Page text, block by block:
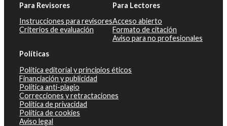
Para Revisores
Instrucciones para revisores
Criterios de evaluación
Para Lectores
Acceso abierto
Formato de citación
Aviso para no profesionales
Políticas
Política editorial y principios éticos
Financiación y publicidad
Política anti-plagio
Correcciones y retractaciones
Política de privacidad
Política de cookies
Aviso legal